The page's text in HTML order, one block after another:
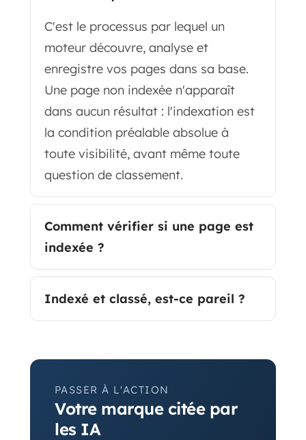
C'est le processus par lequel un
moteur découvre, analyse et
enregistre vos pages dans sa base.
Une page non indexée n'apparaît
dans aucun résultat : l'indexation est
la condition préalable absolue à
toute visibilité, avant même toute
question de classement.
Comment vérifier si une page est
indexée ?
Indexé et classé, est-ce pareil ?
PASSER À L'ACTION
Votre marque citée par
les IA